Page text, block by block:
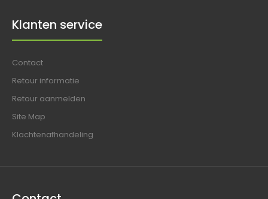
Klanten service
Contact
Retour informatie
Retour aanmelden
Site Map
Klachtenafhandeling